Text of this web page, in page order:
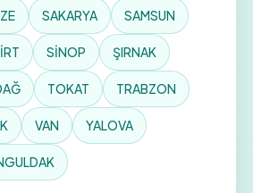
SAKARYA SAMSUN
SİNOP ŞIRNAK
TOKAT TRABZON
VAN YALOVA